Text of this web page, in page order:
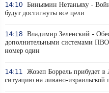
14:10 Биньямин Нетаньяху -
будут достигнуты все цели
14:18 Владимир Зеленский -
дополнительными системами ПВО
номер один
14:11
Жозеп Боррель прибудет
ситуацию на ливано-израильской